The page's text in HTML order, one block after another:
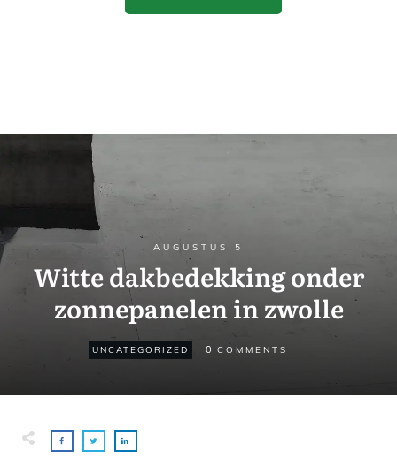
AUGUSTUS 5
Witte dakbedekking onder
zonnepanelen in zwolle
UNCATEGORIZED 0 COMMENTS